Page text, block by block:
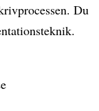
Du